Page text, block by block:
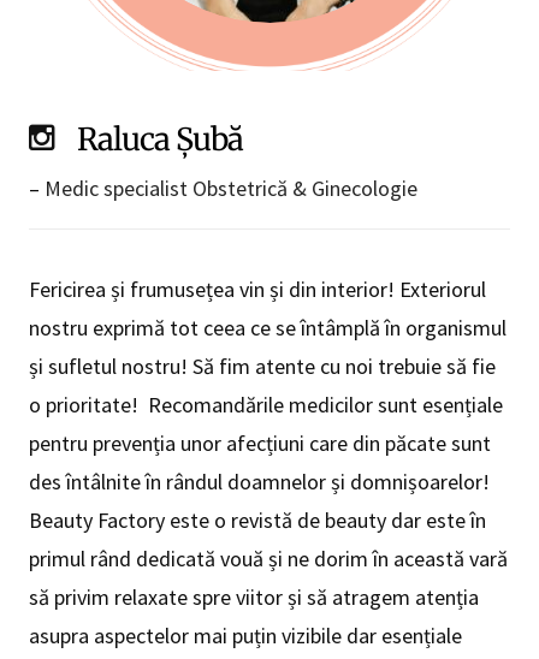
Raluca Șubă
– Medic specialist Obstetrică & Ginecologie
Fericirea și frumusețea vin și din interior! Exteriorul
nostru exprimă tot ceea ce se întâmplă în organismul
și sufletul nostru! Să fim atente cu noi trebuie să fie
o prioritate! Recomandările medicilor sunt esențiale
pentru prevenția unor afecțiuni care din păcate sunt
des întâlnite în rândul doamnelor și domnișoarelor!
Beauty Factory este o revistă de beauty dar este în
primul rând dedicată vouă și ne dorim în această vară
să privim relaxate spre viitor și să atragem atenția
asupra aspectelor mai puțin vizibile dar esențiale